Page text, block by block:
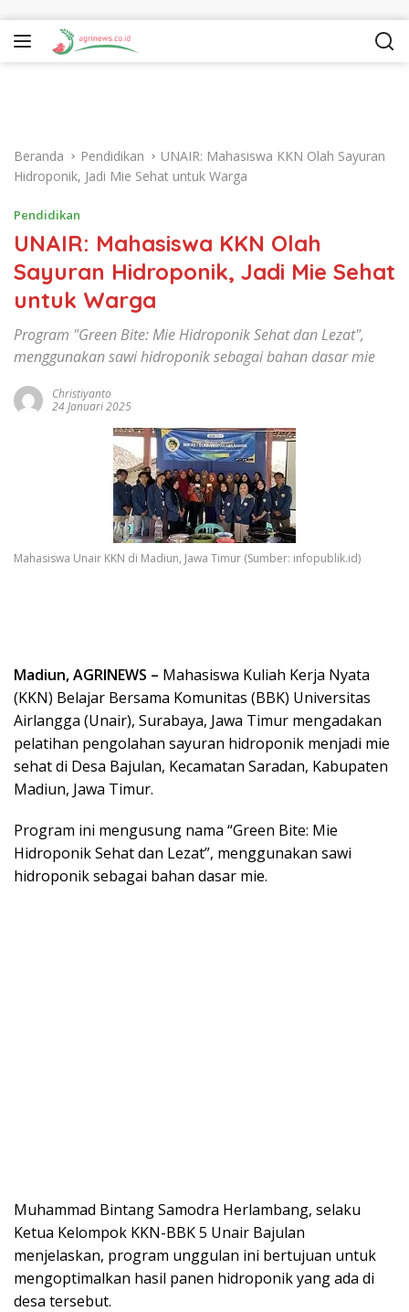
Beranda Pendidikan
UNAIR: Mahasiswa KKN Olah Sayuran
Hidroponik, Jadi Mie Sehat untuk Warga
Pendidikan
UNAIR: Mahasiswa KKN Olah
Sayuran Hidroponik, Jadi Mie Sehat
untuk Warga
Program "Green Bite: Mie Hidroponik Sehat dan Lezat",
menggunakan sawi hidroponik sebagai bahan dasar mie
Christiyanto
24 Januari 2025
Mahasiswa Unair KKN di Madiun, Jawa Timur (Sumber: infopublik.id)
Madiun, AGRINEWS – Mahasiswa Kuliah Kerja Nyata
(KKN) Belajar Bersama Komunitas (BBK) Universitas
Airlangga (Unair), Surabaya, Jawa Timur mengadakan
pelatihan pengolahan sayuran hidroponik menjadi mie
sehat di Desa Bajulan, Kecamatan Saradan, Kabupaten
Madiun, Jawa Timur.
Program ini mengusung nama “Green Bite: Mie
Hidroponik Sehat dan Lezat”, menggunakan sawi
hidroponik sebagai bahan dasar mie.
Muhammad Bintang Samodra Herlambang, selaku
Ketua Kelompok KKN-BBK 5 Unair Bajulan
menjelaskan, program unggulan ini bertujuan untuk
mengoptimalkan hasil panen hidroponik yang ada di
desa tersebut.